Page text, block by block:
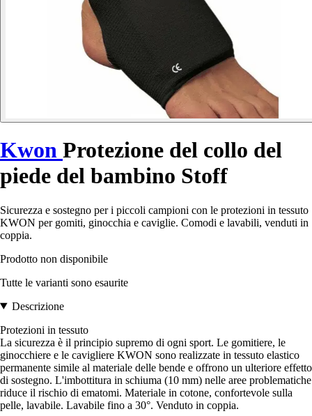
Kwon Protezione del collo del
piede del bambino Stoff
Sicurezza e sostegno per i piccoli campioni con le protezioni in tessuto
KWON per gomiti, ginocchia e caviglie. Comodi e lavabili, venduti in
coppia.
Prodotto non disponibile
Tutte le varianti sono esaurite
Descrizione
Protezioni in tessuto
La sicurezza è il principio supremo di ogni sport. Le gomitiere, le
ginocchiere e le cavigliere KWON sono realizzate in tessuto elastico
permanente simile al materiale delle bende e offrono un ulteriore effetto
di sostegno. L'imbottitura in schiuma (10 mm) nelle aree problematiche
riduce il rischio di ematomi. Materiale in cotone, confortevole sulla
pelle, lavabile. Lavabile fino a 30°. Venduto in coppia.